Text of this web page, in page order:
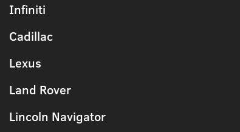
Infiniti
Cadillac
Lexus
Land Rover
Lincoln Navigator